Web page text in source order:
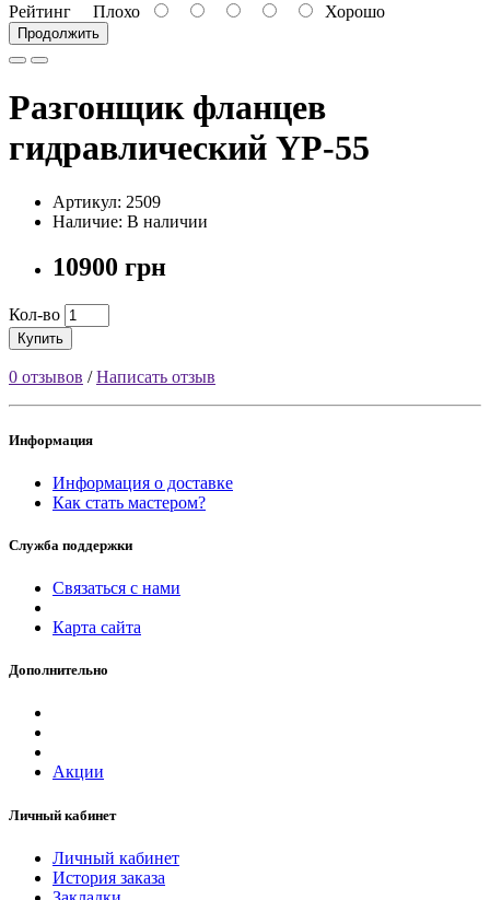
Рейтинг Плохо Хорошо
Продолжить
Разгонщик фланцев
гидравлический YP-55
Артикул: 2509
Наличие: В наличии
10900 грн
Кол-во
Купить
0 отзывов /Написать отзыв
Информация
Информация о доставке
Как стать мастером?
Служба поддержки
Связаться с нами
Карта сайта
Дополнительно
Акции
Личный кабинет
Личный кабинет
История заказа